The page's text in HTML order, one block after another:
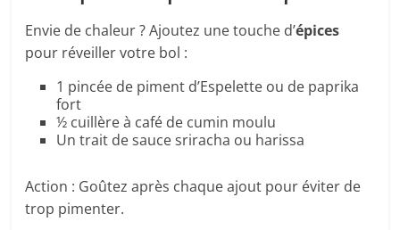
Envie de chaleur ? Ajoutez une touche d’épices
pour réveiller votre bol :
1 pincée de piment d’Espelette ou de paprika
fort
½ cuillère à café de cumin moulu
Un trait de sauce sriracha ou harissa
Action : Goûtez après chaque ajout pour éviter de
trop pimenter.